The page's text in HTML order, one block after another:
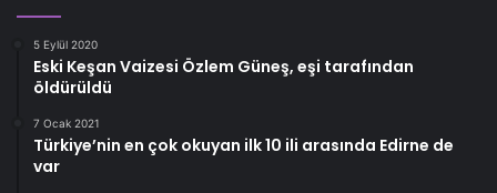
5 Eylül 2020
Eski Keşan Vaizesi Özlem Güneş, eşi tarafından
öldürüldü
7 Ocak 2021
Türkiye’nin en çok okuyan ilk 10 ili arasında Edirne de
var